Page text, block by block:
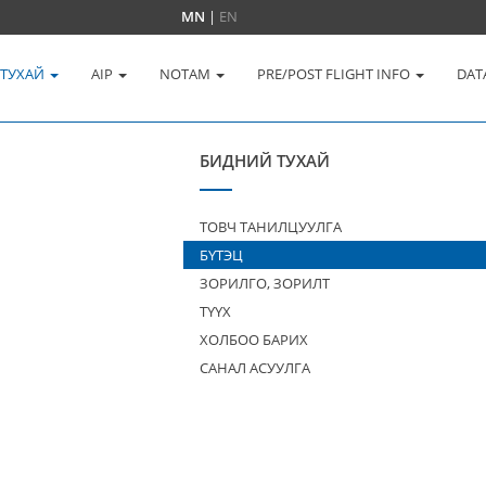
MN | EN
AIP NOTAM PRE/POST FLIGHT INFO
БИДНИЙ ТУХАЙ
ТОВЧ ТАНИЛЦУУЛГА
БҮТЭЦ
ЗОРИЛГО, ЗОРИЛТ
ТҮҮХ
ХОЛБОО БАРИХ
САНАЛ АСУУЛГА